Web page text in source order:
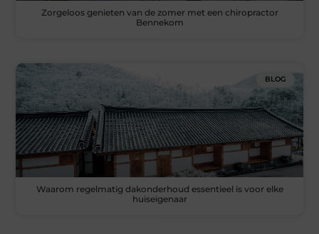
Zorgeloos genieten van de zomer met een chiropractor
Bennekom
BLOG
Waarom regelmatig dakonderhoud essentieel is voor elke
huiseigenaar